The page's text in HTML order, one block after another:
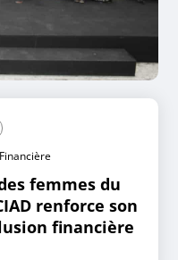
femmes du
renforce son
financière